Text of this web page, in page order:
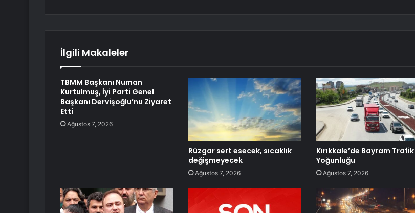
İlgili Makaleler
TBMM Başkanı Numan
Kurtulmuş, İyi Parti Genel
Başkanı Dervişoğlu’nu Ziyaret
Etti
Ağustos 7, 2026
Rüzgar sert esecek, sıcaklık
değişmeyecek
Ağustos 7, 2026
Kırıkkale’de Bayram Trafik
Yoğunluğu
Ağustos 7, 2026